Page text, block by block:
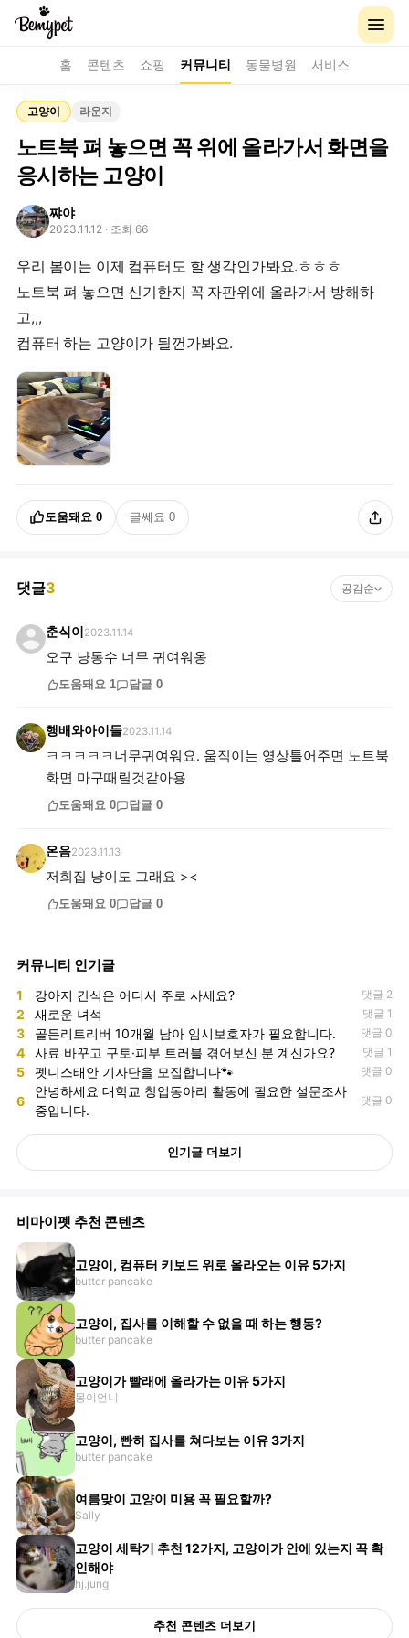
홈 콘텐츠 쇼핑 커뮤니티 동물병원 서비스
고양이 라운지
노트북 펴 놓으면 꼭 위에 올라가서 화면을
응시하는 고양이
쨔야
2023.11.12 · 조회 66
우리 봄이는 이제 컴퓨터도 할 생각인가봐요.ㅎㅎㅎ
노트북 펴 놓으면 신기한지 꼭 자판위에 올라가서 방해하
고,,,
컴퓨터 하는 고양이가 될껀가봐요.
도움돼요 0 글쎄요 0
댓글3 공감순
춘식이 2023.11.14
오구 냥통수 너무 귀여워옹
도움돼요 1 답글 0
행배와아이들2023.11.14
ㅋㅋㅋㅋㅋ너무귀여워요. 움직이는 영상틀어주면 노트북
화면 마구때릴것같아용
도움돼요 0 답글 0
온음2023.11.13
저희집 냥이도 그래요 ><
도움돼요 0 답글 0
커뮤니티 인기글
1 강아지 간식은 어디서 주로 사세요? 댓글 2
2 새로운 녀석 댓글 1
3 골든리트리버 10개월 남아 임시보호자가 필요합니다. 댓글 0
4 사료 바꾸고 구토·피부 트러블 겪어보신 분 계신가요? 댓글 1
5 펫니스태안 기자단을 모집합니다🐾 댓글 0
6
안녕하세요 대학교 창업동아리 활동에 필요한 설문조사
중입니다.
댓글 0
인기글 더보기
비마이펫 추천 콘텐츠
고양이, 컴퓨터 키보드 위로 올라오는 이유 5가지
butter pancake
고양이, 집사를 이해할 수 없을 때 하는 행동?
butter pancake
고양이가 빨래에 올라가는 이유 5가지
몽이언니
고양이, 빤히 집사를 쳐다보는 이유 3가지
butter pancake
여름맞이 고양이 미용 꼭 필요할까?
Sally
고양이 세탁기 추천 12가지, 고양이가 안에 있는지 꼭 확
인해야
hj.jung
추천 콘텐츠 더보기